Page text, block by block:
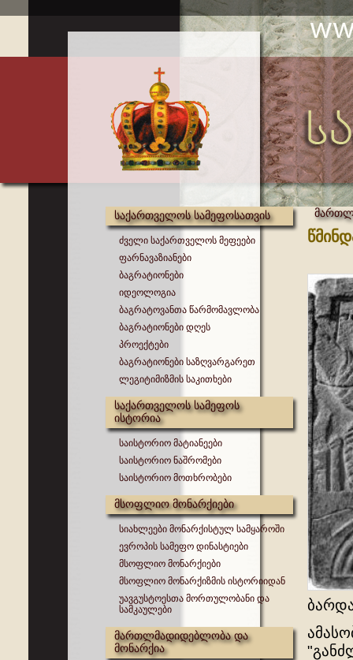
საქართველოს სამეფოსათვის
ძველი საქართველოს მეფეები
ფარნავაზიანები
ბაგრატიონები
იდეოლოგია
ბაგრატოვანთა წარმომავლობა
ბაგრატიონები დღეს
პროექტები
ბაგრატიონები საზღვარგარეთ
ლეგიტიმიზმის საკითხები
საქართველოს სამეფოს
ისტორია
საისტორიო მატიანეები
საისტორიო ნაშრომები
საისტორიო მოთხრობები
მსოფლიო მონარქიები
სიახლეები მონარქისტულ სამყაროში
ევროპის სამეფო დინასტიები
მსოფლიო მონარქიები
მსოფლიო მონარქიზმის ისტორიიდან
უავგუსტოესთა მორთულობანი და
სამკაულები
მართლმადიდებლობა და
მონარქია